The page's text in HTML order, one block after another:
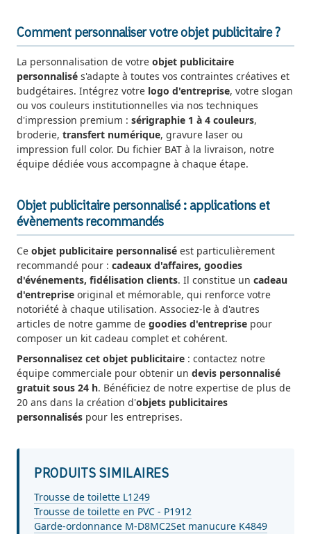
Comment personnaliser votre objet publicitaire ?
La personnalisation de votre objet publicitaire
personnalisé s'adapte à toutes vos contraintes créatives et
budgétaires. Intégrez votre logo d'entreprise, votre slogan
ou vos couleurs institutionnelles via nos techniques
d'impression premium : sérigraphie 1 à 4 couleurs,
broderie, transfert numérique, gravure laser ou
impression full color. Du fichier BAT à la livraison, notre
équipe dédiée vous accompagne à chaque étape.
Objet publicitaire personnalisé : applications et
évènements recommandés
Ce objet publicitaire personnalisé est particulièrement
recommandé pour : cadeaux d'affaires, goodies
d'événements, fidélisation clients. Il constitue un cadeau
d'entreprise original et mémorable, qui renforce votre
notoriété à chaque utilisation. Associez-le à d'autres
articles de notre gamme de goodies d'entreprise pour
composer un kit cadeau complet et cohérent.
Personnalisez cet objet publicitaire : contactez notre
équipe commerciale pour obtenir un devis personnalisé
gratuit sous 24 h. Bénéficiez de notre expertise de plus de
20 ans dans la création d'objets publicitaires
personnalisés pour les entreprises.
PRODUITS SIMILAIRES
Trousse de toilette L1249
Trousse de toilette en PVC - P1912
Garde-ordonnance M-D8MC2Set manucure K4849